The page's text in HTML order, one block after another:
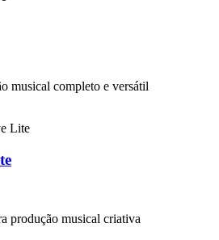
musical completo e versátil
produção musical criativa